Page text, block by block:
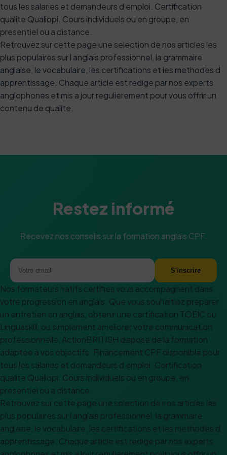
tous les salaries et demandeurs d emploi. Certification
qualite Qualiopi. Cours individuels ou en groupe, en
presentiel ou a distance.
Retrouvez sur cette page une selection de nos articles les
plus populaires sur l anglais professionnel, la grammaire
anglaise, le vocabulaire, les certifications et les methodes d
apprentissage. Chaque article est redige par nos experts
anglophones et mis a jour regulierement pour vous offrir un
contenu de qualite.
Restez informé
Recevez nos conseils sur la formation anglais CPF.
S'inscrire
Nos formateurs natifs certifies vous accompagnent dans
votre progression en anglais. Que vous souhaitiez preparer
un entretien en anglais, obtenir une certification TOEIC ou
Linguaskill, ou simplement ameliorer votre communication
professionnelle, ActionBRITISH dispose de la formation
adaptee a vos objectifs. Financement CPF disponible pour
tous les salaries et demandeurs d emploi. Certification
qualite Qualiopi. Cours individuels ou en groupe, en
presentiel ou a distance.
Retrouvez sur cette page une selection de nos articles les
plus populaires sur l anglais professionnel, la grammaire
anglaise, le vocabulaire, les certifications et les methodes d
apprentissage. Chaque article est redige par nos experts